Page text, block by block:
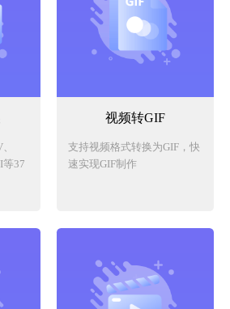
等37
视频转GIF
支持视频格式转换为GIF，快
速实现GIF制作